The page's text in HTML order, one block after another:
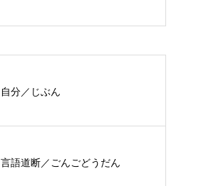
自分／じぶん
言語道断／ごんごどうだん